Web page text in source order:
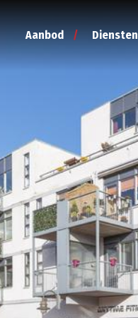
Aanbod Diensten